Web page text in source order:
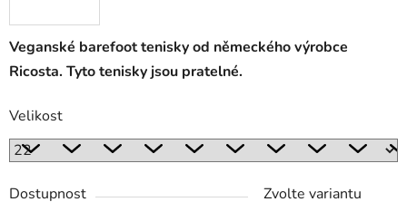
Veganské barefoot tenisky od německého výrobce
Ricosta. Tyto tenisky jsou pratelné.
Velikost
Dostupnost
Zvolte variantu